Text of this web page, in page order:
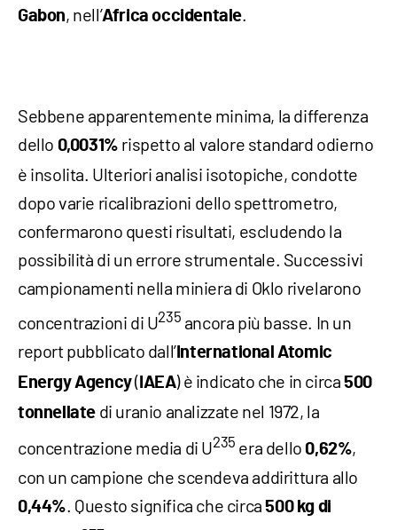
Gabon, nell’Africa occidentale.
Sebbene apparentemente minima, la differenza
dello 0,0031% rispetto al valore standard odierno
è insolita. Ulteriori analisi isotopiche, condotte
dopo varie ricalibrazioni dello spettrometro,
confermarono questi risultati, escludendo la
possibilità di un errore strumentale. Successivi
campionamenti nella miniera di Oklo rivelarono
concentrazioni di U235 ancora più basse. In un
report pubblicato dall’International Atomic
Energy Agency( IAEA) è indicato che in circa500
tonnellate di uranio analizzate nel 1972, la
concentrazione media di U235 era dello 0,62%,
con un campione che scendeva addirittura allo
0,44%. Questo significa che circa 500 kg di